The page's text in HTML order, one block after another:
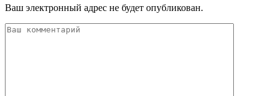
Ваш электронный адрес не будет опубликован.